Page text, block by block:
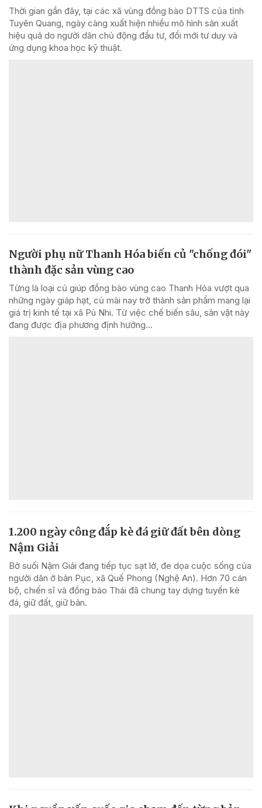
Thời gian gần đây, tại các xã vùng đồng bào DTTS của tỉnh
Tuyên Quang, ngày càng xuất hiện nhiều mô hình sản xuất
hiệu quả do người dân chủ động đầu tư, đổi mới tư duy và
ứng dụng khoa học kỹ thuật.
Người phụ nữ Thanh Hóa biến củ "chống đói"
thành đặc sản vùng cao
Từng là loại củ giúp đồng bào vùng cao Thanh Hóa vượt qua
những ngày giáp hạt, củ mài nay trở thành sản phẩm mang lại
giá trị kinh tế tại xã Pù Nhi. Từ việc chế biến sâu, sản vật này
đang được địa phương định hướng...
1.200 ngày công đắp kè đá giữ đất bên dòng
Nậm Giải
Bờ suối Nậm Giải đang tiếp tục sạt lở, đe dọa cuộc sống của
người dân ở bản Pục, xã Quế Phong (Nghệ An). Hơn 70 cán
bộ, chiến sĩ và đồng bào Thái đã chung tay dựng tuyến kè
đá, giữ đất, giữ bản.